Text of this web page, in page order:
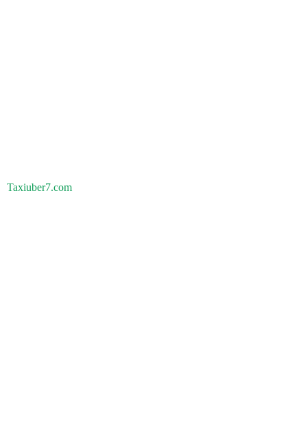
Taxiuber7.com